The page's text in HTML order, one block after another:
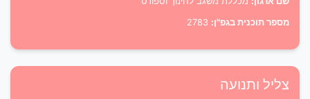
מספר תוכנית בגפ"ן:
צליל ותנועה